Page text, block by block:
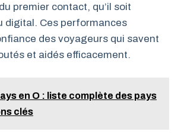
premier contact, qu’il soit
digital. Ces performances
des voyageurs qui savent
et aidés efficacement.
en O : liste complète des pays
clés